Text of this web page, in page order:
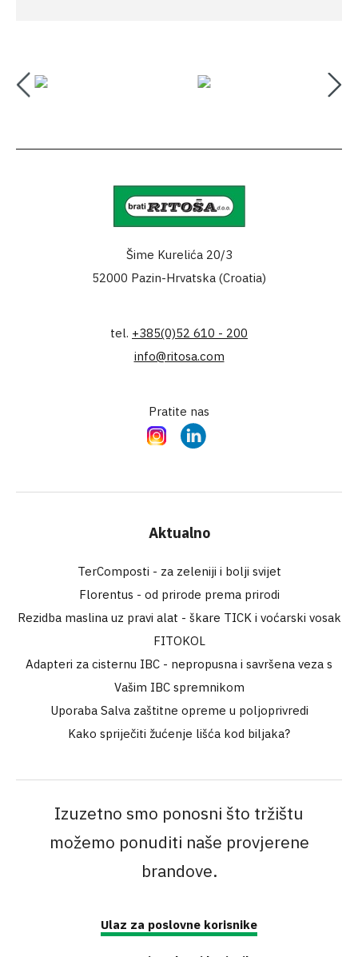
Šime Kurelića 20/3
52000 Pazin-Hrvatska (Croatia)
tel. +385(0)52 610 - 200
info@ritosa.com
Pratite nas
InstagramLinkedIn
Aktualno
TerComposti - za zeleniji i bolji svijet
Florentus - od prirode prema prirodi
Rezidba maslina uz pravi alat - škare TICK i voćarski vosak
FITOKOL
Adapteri za cisternu IBC - nepropusna i savršena veza s
Vašim IBC spremnikom
Uporaba Salva zaštitne opreme u poljoprivredi
Kako spriječiti žućenje lišća kod biljaka?
Izuzetno smo ponosni što tržištu
možemo ponuditi naše provjerene
brandove.
Ulaz za poslovne korisnike